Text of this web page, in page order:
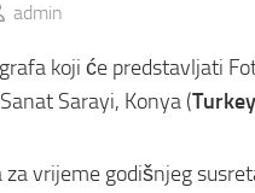
admin
koji će predstavljati
Sarayi, Konya (Turkey
vrijeme godišnjeg